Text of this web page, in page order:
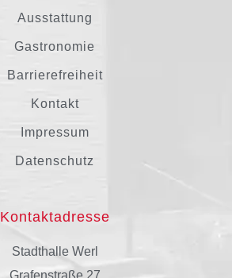
Ausstattung
Gastronomie
Barrierefreiheit
Kontakt
Impressum
Datenschutz
Kontaktadresse
Stadthalle Werl
Grafenstraße 27